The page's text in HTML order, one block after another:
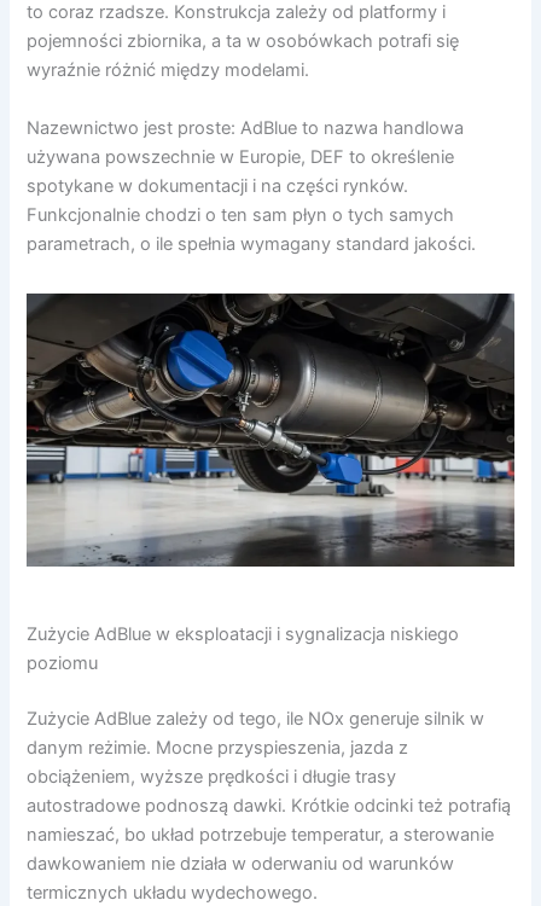
to coraz rzadsze. Konstrukcja zależy od platformy i
pojemności zbiornika, a ta w osobówkach potrafi się
wyraźnie różnić między modelami.
Nazewnictwo jest proste: AdBlue to nazwa handlowa
używana powszechnie w Europie, DEF to określenie
spotykane w dokumentacji i na części rynków.
Funkcjonalnie chodzi o ten sam płyn o tych samych
parametrach, o ile spełnia wymagany standard jakości.
Zużycie AdBlue w eksploatacji i sygnalizacja niskiego
poziomu
Zużycie AdBlue zależy od tego, ile NOx generuje silnik w
danym reżimie. Mocne przyspieszenia, jazda z
obciążeniem, wyższe prędkości i długie trasy
autostradowe podnoszą dawki. Krótkie odcinki też potrafią
namieszać, bo układ potrzebuje temperatur, a sterowanie
dawkowaniem nie działa w oderwaniu od warunków
termicznych układu wydechowego.